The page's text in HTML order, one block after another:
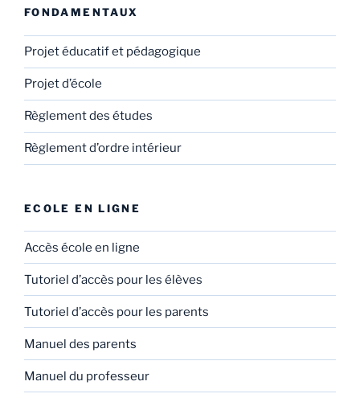
FONDAMENTAUX
Projet éducatif et pédagogique
Projet d’école
Règlement des études
Règlement d’ordre intérieur
ECOLE EN LIGNE
Accès école en ligne
Tutoriel d’accès pour les élèves
Tutoriel d’accès pour les parents
Manuel des parents
Manuel du professeur